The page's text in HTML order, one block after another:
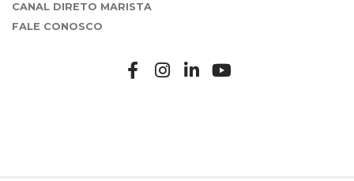
CANAL DIRETO MARISTA
FALE CONOSCO